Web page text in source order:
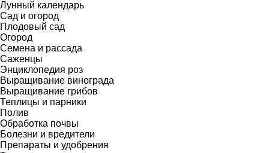
Лунный календарь
Сад и огород
Плодовый сад
Огород
Семена и рассада
Саженцы
Энциклопедия роз
Выращивание винограда
Выращивание грибов
Теплицы и парники
Полив
Обработка почвы
Болезни и вредители
Препараты и удобрения